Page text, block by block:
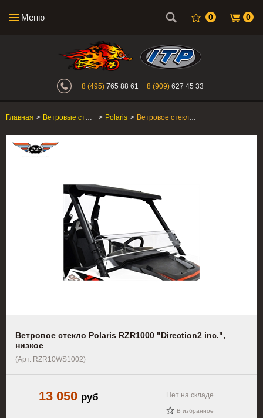
Меню 0 0
Интернет-магазин "Поросенок".
8 (495) 765 88 61 8 (909) 627 45 33
Главная > Ветровые стекла для UTV > Polaris > Ветровое стекло Polaris RZR1000 "Direction2 inc.", низкое
Ветровое стекло Polaris RZR1000 "Direction2 inc.",
низкое
(Арт. RZR10WS1002)
13 050 руб Нет на складе
В избранное